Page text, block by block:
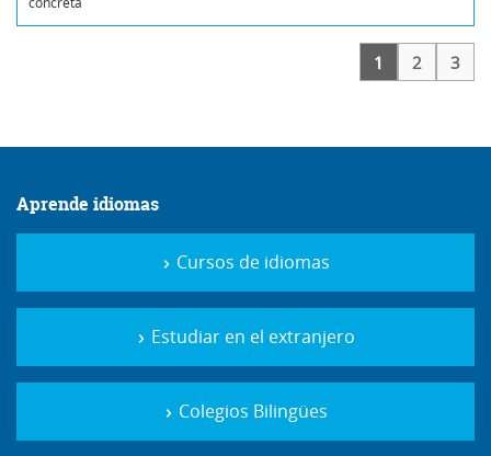
1 2 3
Aprende idiomas
Cursos de idiomas
Estudiar en el extranjero
Colegios Bilingües